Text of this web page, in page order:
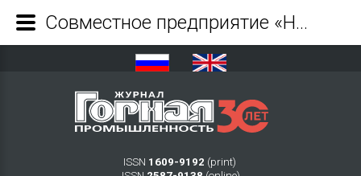
ISSN 1609-9192 (print)
Совместное предприятие «НОРНИКЕЛЯ» и «РОСАТОМА» получило лицензию на разработку Колмозерского месторождения - Журнал Горная промышленность